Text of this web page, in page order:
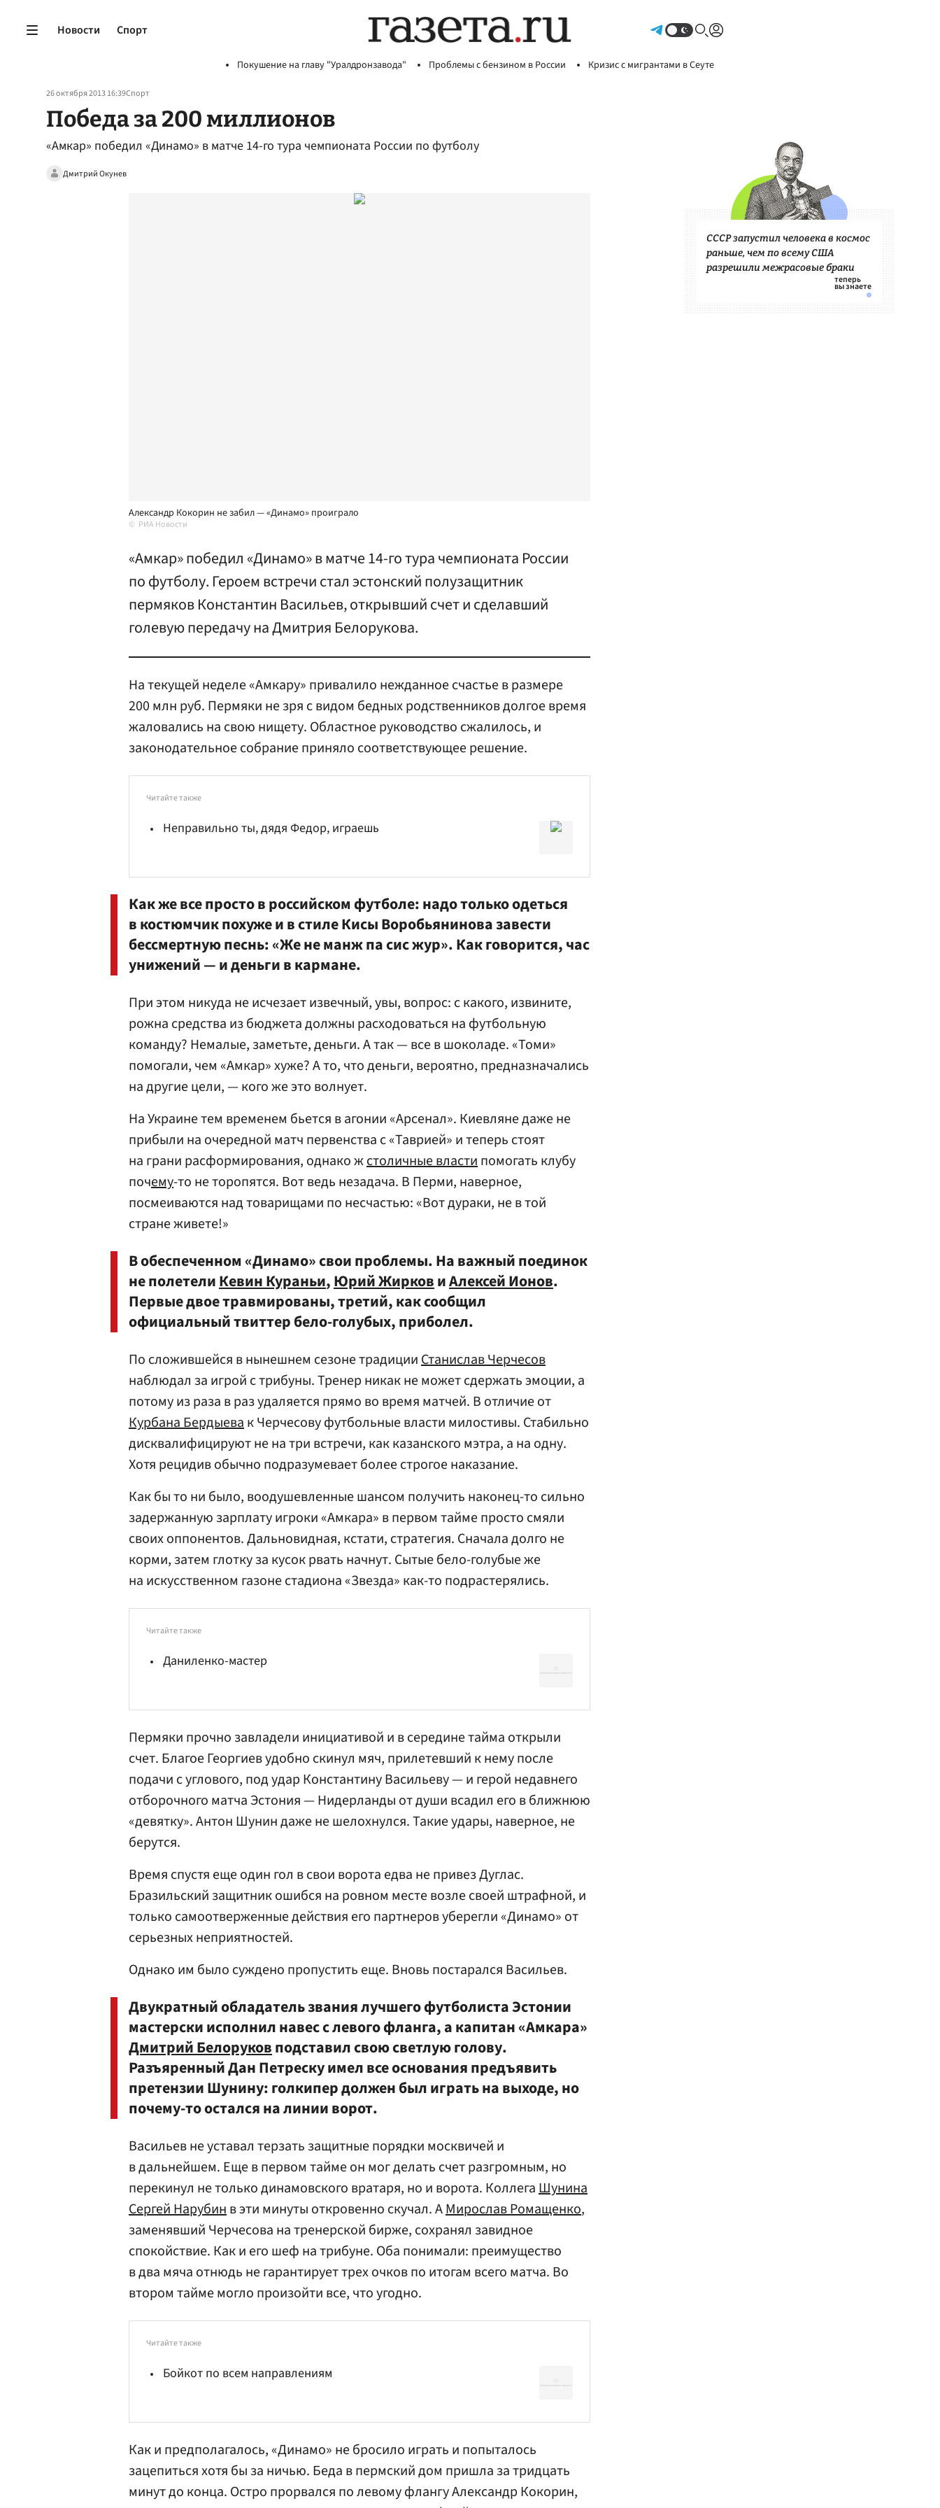
Новости Спорт
Покушение на главу "Уралдронзавода" Проблемы с бензином в России Кризис с мигрантами в Сеуте
26 октября 2013 16:39Спорт
Победа за 200 миллионов
«Амкар» победил «Динамо» в матче 14-го тура чемпионата России по футболу
Дмитрий Окунев
Александр Кокорин не забил — «Динамо» проиграло
РИА Новости
«Амкар» победил «Динамо» в матче 14-го тура чемпионата России
по футболу. Героем встречи стал эстонский полузащитник
пермяков Константин Васильев, открывший счет и сделавший
голевую передачу на Дмитрия Белорукова.
На текущей неделе «Амкару» привалило нежданное счастье в размере
200 млн руб. Пермяки не зря с видом бедных родственников долгое время
жаловались на свою нищету. Областное руководство сжалилось, и
законодательное собрание приняло соответствующее решение.
Читайте также
Неправильно ты, дядя Федор, играешь
Как же все просто в российском футболе: надо только одеться
в костюмчик похуже и в стиле Кисы Воробьянинова завести
бессмертную песнь: «Же не манж па сис жур». Как говорится, час
унижений — и деньги в кармане.
При этом никуда не исчезает извечный, увы, вопрос: с какого, извините,
рожна средства из бюджета должны расходоваться на футбольную
команду? Немалые, заметьте, деньги. А так — все в шоколаде. «Томи»
помогали, чем «Амкар» хуже? А то, что деньги, вероятно, предназначались
на другие цели, — кого же это волнует.
На Украине тем временем бьется в агонии «Арсенал». Киевляне даже не
прибыли на очередной матч первенства с «Таврией» и теперь стоят
на грани расформирования, однако жстоличные властипомогать клубу
почему-то не торопятся. Вот ведь незадача. В Перми, наверное,
посмеиваются над товарищами по несчастью: «Вот дураки, не в той
стране живете!»
В обеспеченном «Динамо» свои проблемы. На важный поединок
не полетелиКевин Кураньи,Юрий ЖирковиАлексей Ионов.
Первые двое травмированы, третий, как сообщил
официальный твиттер бело-голубых, приболел.
По сложившейся в нынешнем сезоне традицииСтанислав Черчесов
наблюдал за игрой с трибуны. Тренер никак не может сдержать эмоции, а
потому из раза в раз удаляется прямо во время матчей. В отличие от
Курбана Бердыевак Черчесову футбольные власти милостивы. Стабильно
дисквалифицируют не на три встречи, как казанского мэтра, а на одну.
Хотя рецидив обычно подразумевает более строгое наказание.
Как бы то ни было, воодушевленные шансом получить наконец-то сильно
задержанную зарплату игроки «Амкара» в первом тайме просто смяли
своих оппонентов. Дальновидная, кстати, стратегия. Сначала долго не
корми, затем глотку за кусок рвать начнут. Сытые бело-голубые же
на искусственном газоне стадиона «Звезда» как-то подрастерялись.
Читайте также
Даниленко-мастер
Пермяки прочно завладели инициативой и в середине тайма открыли
счет. Благое Георгиев удобно скинул мяч, прилетевший к нему после
подачи с углового, под удар КонстантинуВасильеву — и герой недавнего
отборочного матча Эстония — Нидерланды от души всадил его в ближнюю
«девятку». Антон Шунин даже не шелохнулся. Такие удары, наверное, не
берутся.
Время спустя еще один гол в свои ворота едва не привез Дуглас.
Бразильский защитник ошибся на ровном месте возле своей штрафной, и
только самоотверженные действия его партнеров уберегли «Динамо» от
серьезных неприятностей.
Однако им было суждено пропустить еще. Вновь постарался Васильев.
Двукратный обладатель звания лучшего футболиста Эстонии
мастерски исполнил навес с левого фланга, а капитан «Амкара»
Дмитрий Белоруковподставил свою светлую голову.
Разъяренный Дан Петреску имел все основания предъявить
претензии Шунину: голкипер должен был играть на выходе, но
почему-то остался на линии ворот.
Васильев не уставал терзать защитные порядки москвичей и
в дальнейшем. Еще в первом тайме он мог делать счет разгромным, но
перекинул не только динамовского вратаря, но и ворота. КоллегаШунина
Сергей Нарубинв эти минуты откровенно скучал. АМирослав Ромащенко,
заменявший Черчесова на тренерской бирже, сохранял завидное
спокойствие. Как и его шеф на трибуне. Оба понимали: преимущество
в два мяча отнюдь не гарантирует трех очков по итогам всего матча. Во
втором тайме могло произойти все, что угодно.
Читайте также
Бойкот по всем направлениям
Как и предполагалось, «Динамо» не бросило играть и попыталось
зацепиться хотя бы за ничью. Беда в пермский дом пришла за тридцать
минут до конца. Остро прорвался по левому флангу Александр Кокорин,
СССР запустил человека в космос
раньше, чем по всему США
разрешили межрасовые браки